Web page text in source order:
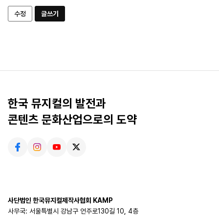
수정 글쓰기
한국 뮤지컬의 발전과
콘텐츠 문화산업으로의 도약
사단법인 한국뮤지컬제작사협회 KAMP
사무국: 서울특별시 강남구 언주로130길 10, 4층